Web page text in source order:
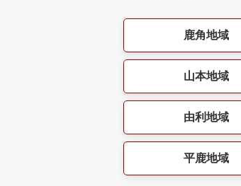
鹿角地域
山本地域
由利地域
平鹿地域